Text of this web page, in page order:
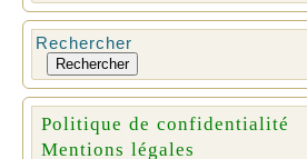
Rechercher
Rechercher
Politique de confidentialité
Mentions légales